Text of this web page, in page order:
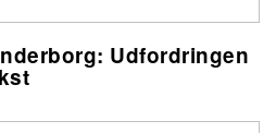
Udfordringen